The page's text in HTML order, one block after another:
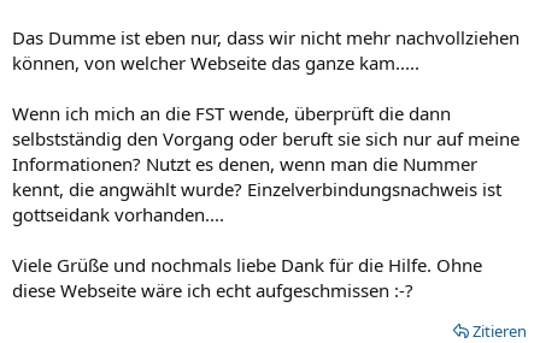
Das Dumme ist eben nur, dass wir nicht mehr nachvollziehen
können, von welcher Webseite das ganze kam.....
Wenn ich mich an die FST wende, überprüft die dann
selbstständig den Vorgang oder beruft sie sich nur auf meine
Informationen? Nutzt es denen, wenn man die Nummer
kennt, die angwählt wurde? Einzelverbindungsnachweis ist
gottseidank vorhanden....
Viele Grüße und nochmals liebe Dank für die Hilfe. Ohne
diese Webseite wäre ich echt aufgeschmissen :-?
Zitieren